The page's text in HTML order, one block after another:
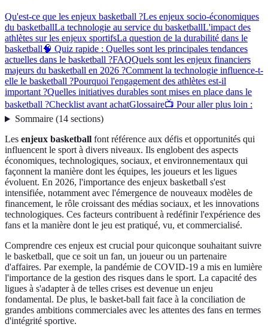
Qu'est-ce que les enjeux basketball ?Les enjeux socio-économiques
du basketballLa technologie au service du basketballL'impact des
athlètes sur les enjeux sportifsLa question de la durabilité dans le
basketball🧠 Quiz rapide : Quelles sont les principales tendances
actuelles dans le basketball ?FAQQuels sont les enjeux financiers
majeurs du basketball en 2026 ?Comment la technologie influence-t-
elle le basketball ?Pourquoi l'engagement des athlètes est-il
important ?Quelles initiatives durables sont mises en place dans le
basketball ?Checklist avant achatGlossaire📺 Pour aller plus loin :
Sommaire(14 sections)
Les enjeux basketball font référence aux défis et opportunités qui
influencent le sport à divers niveaux. Ils englobent des aspects
économiques, technologiques, sociaux, et environnementaux qui
façonnent la manière dont les équipes, les joueurs et les ligues
évoluent. En 2026, l'importance des enjeux basketball s'est
intensifiée, notamment avec l'émergence de nouveaux modèles de
financement, le rôle croissant des médias sociaux, et les innovations
technologiques. Ces facteurs contribuent à redéfinir l'expérience des
fans et la manière dont le jeu est pratiqué, vu, et commercialisé.
Comprendre ces enjeux est crucial pour quiconque souhaitant suivre
le basketball, que ce soit un fan, un joueur ou un partenaire
d'affaires. Par exemple, la pandémie de COVID-19 a mis en lumière
l'importance de la gestion des risques dans le sport. La capacité des
ligues à s'adapter à de telles crises est devenue un enjeu
fondamental. De plus, le basket-ball fait face à la conciliation de
grandes ambitions commerciales avec les attentes des fans en termes
d'intégrité sportive.